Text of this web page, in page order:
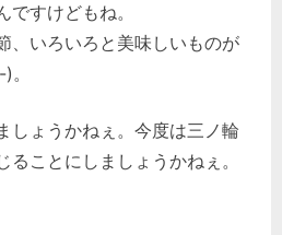
すけどもね。
、いろいろと美味しいものが
しょうかねぇ。今度は三ノ輪
ことにしましょうかねぇ。